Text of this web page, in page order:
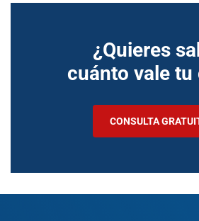
¿Quieres
cuánto vale tu
CONSULTA